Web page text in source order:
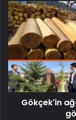
Gökçek'in